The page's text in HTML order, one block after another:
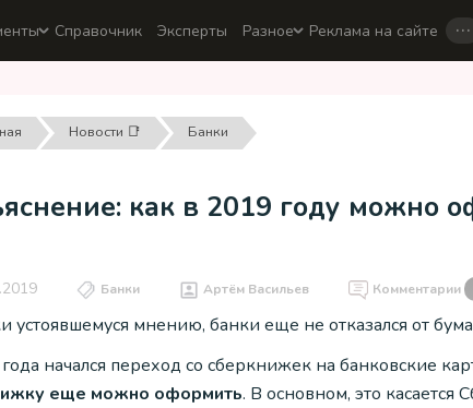
Справочник Эксперты Разное Реклама на сайте …
Новости 📑 Банки
как в 2019 году можно
Банки Артём Васильев Комментарии
устоявшемуся мнению, банки еще не отказался от
начался переход со сберкнижек на банковские
еще можно оформить. В основном, это